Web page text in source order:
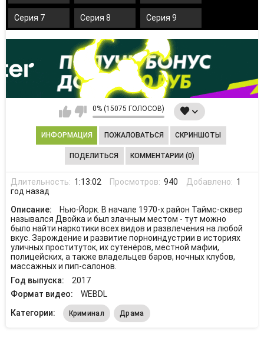
Серия 7 Серия 8 Серия 9
0% (15075 ГОЛОСОВ)
ИНФОРМАЦИЯ ПОЖАЛОВАТЬСЯ СКРИНШОТЫ
ПОДЕЛИТЬСЯ КОММЕНТАРИИ (0)
Длительность: 1:13:02 Просмотров: 940 Добавлено: 1
год назад
Описание:
Нью-Йорк. В начале 1970-х район Таймс-сквер
назывался Двойка и был злачным местом - тут можно
было найти наркотики всех видов и развлечения на любой
вкус. Зарождение и развитие порноиндустрии в историях
уличных проституток, их сутенёров, местной мафии,
полицейских, а также владельцев баров, ночных клубов,
массажных и пип-салонов.
Год выпуска:
2017
Формат видео:
WEBDL
Категории:
Криминал Драма